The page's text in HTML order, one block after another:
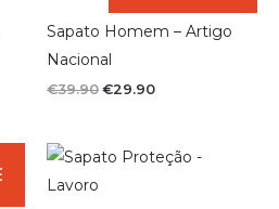
Sapato Homem – Artigo
Nacional
€39.90
€39.90.
€29.90
€29.90.